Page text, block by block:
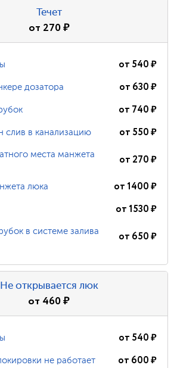
Течет
от 270₽
от 540₽
дозатора от 630₽
от 740₽
слив в канализацию от 550₽
места манжета
от 270₽
люка от1400₽
от1530₽
в системе залива
от 650₽
Не открывается люк
от 460₽
от 540₽
не работает от 600₽